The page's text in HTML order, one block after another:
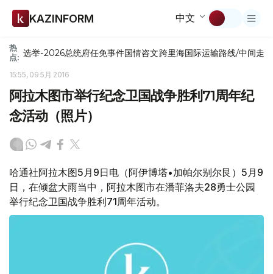
KAZINFORM 中文
热
点: 选举-2026总统府任免事件国情咨文跨里海国际运输路线/中间走廊
15:55, 09 5月 2016
阿拉木图市举行纪念卫国战争胜利71周年纪
念活动（照片）
哈通社阿拉木图5月9日电（阿伊博塔•加帕尔别尔艮）5月9
日，在倾盆大雨当中，阿拉木图市在潘菲洛夫28勇士公园
举行纪念卫国战争胜利71周年活动。